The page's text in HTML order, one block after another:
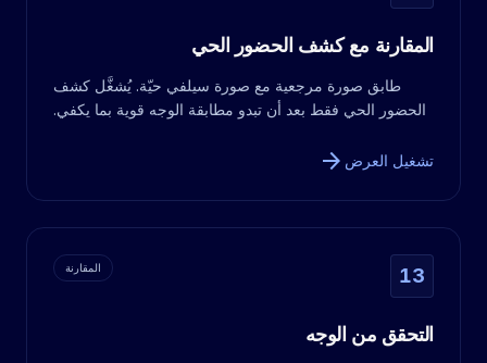
المقارنة مع كشف الحضور الحي
طابق صورة مرجعية مع صورة سيلفي حيّة. يُشغَّل كشف
الحضور الحي فقط بعد أن تبدو مطابقة الوجه قوية بما يكفي.
تشغيل العرض arrow_forward
13 المقارنة
التحقق من الوجه